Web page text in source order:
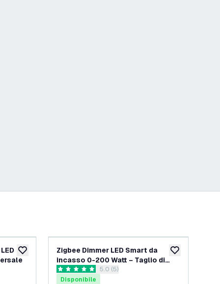
aggiungi alla lista desideri
recensioni
aggiungi alla
Zigbee Dimmer LED Smart da
incasso 0-200 Watt – Taglio di
fase
apri il cassetto delle recensioni
5 stelle di valutazione
5.0 (5)
Disponibile